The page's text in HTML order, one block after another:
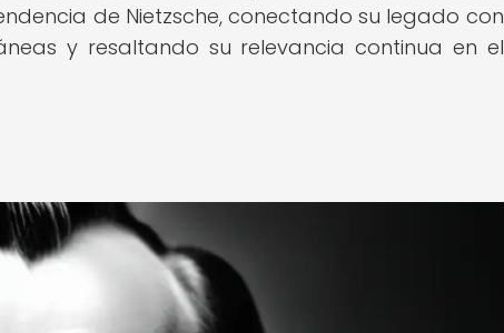
de Nietzsche, conectando su legado con
y resaltando su relevancia continua en el